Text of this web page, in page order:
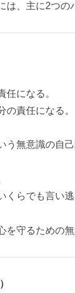
、主に2つの
任になる。
の責任になる。
無意識の自己
らでも言い逃
を守るための